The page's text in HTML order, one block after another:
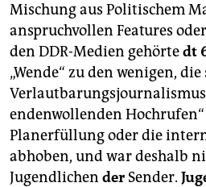
epaper login
Mischung aus Politischem
anspruchvollen Features
den DDR-Medien gehörtedt
„Wende“ zu den wenigen,
endenwollenden
Planerfüllung oder die
abhoben, und war deshalb
Jugendlichen der Sender.